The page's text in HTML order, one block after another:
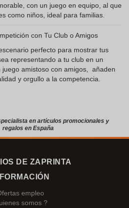
con un juego en equipo, al que
como niños, ideal para familias.
con Tu Club o Amigos
perfecto para mostrar tus
representando a tu club en un
amistoso con amigos, añaden
y orgullo a la competencia.
en artículos promocionales y
regalos en España
DE ZAPRINTA
empleo
somos ?